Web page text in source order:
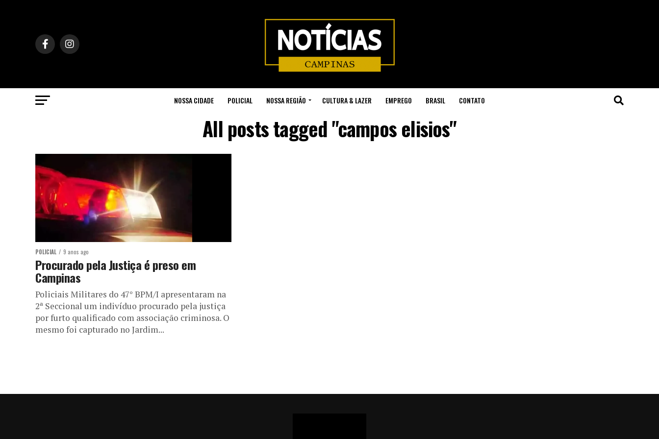
NOSSA CIDADE POLICIAL NOSSA REGIÃO CULTURA & LAZER EMPREGO BRASIL CONTATO
All posts tagged "campos elisios"
POLICIAL 9 anos ago
Procurado pela Justiça é preso em
Campinas
Policiais Militares do 47° BPM/I apresentaram na
2ª Seccional um indivíduo procurado pela justiça
por furto qualificado com associação criminosa. O
mesmo foi capturado no Jardim...